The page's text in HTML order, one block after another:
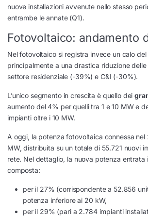
nuove installazioni avvenute nello stesso
entrambe le annate (Q1).
Fotovoltaico: andamento
Nel fotovoltaico si registra invece un calo
principalmente a una drastica riduzione delle
settore residenziale (-39%) e C&I (-30%).
L’unico segmento in crescita è quello dei
aumento del 4% per quelli tra 1 e 10 MW e
impianti oltre i 10 MW.
A oggi, la potenza fotovoltaica connessa
MW, distribuita su un totale di 55.721 nuovi
rete. Nel dettaglio, la nuova potenza entrata
composta:
per il 27% (corrispondente a 52.856
potenza inferiore ai 20 kW,
per il 29% (pari a 2.784 impianti